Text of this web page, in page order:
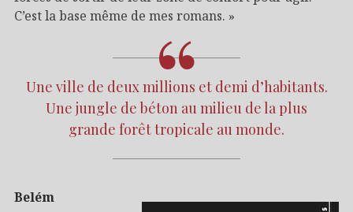
C’est la base même de mes romans. »
Une ville de deux millions et demi d’habitants.
Une jungle de béton au milieu de la plus
grande forêt tropicale au monde.
Belém